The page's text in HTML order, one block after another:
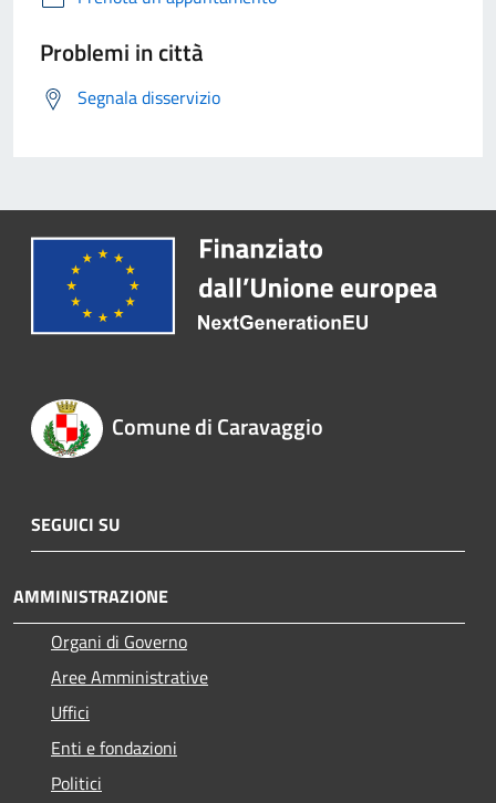
Problemi in città
Segnala disservizio
Comune di Caravaggio
SEGUICI SU
AMMINISTRAZIONE
Organi di Governo
Aree Amministrative
Uffici
Enti e fondazioni
Politici